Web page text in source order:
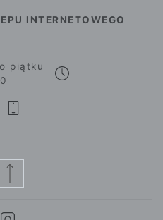
INTERNETOWEGO
piątku